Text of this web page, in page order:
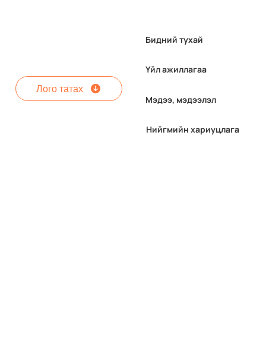
Лого татах
Бидний тухай
Үйл ажиллагаа
Мэдээ, мэдээлэл
Нийгмийн хариуцлага